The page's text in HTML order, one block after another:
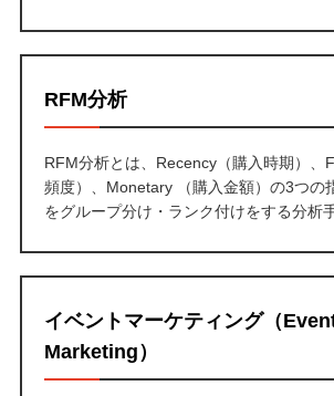
RFM分析
RFM分析とは、Recency（購入時期）、
頻度）、Monetary （購入金額）の3つの
をグループ分け・ランク付けをする分析手
イベントマーケティング（
Marketing）